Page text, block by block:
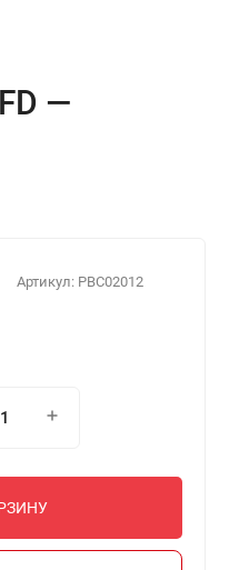
—
Артикул: PBC02012